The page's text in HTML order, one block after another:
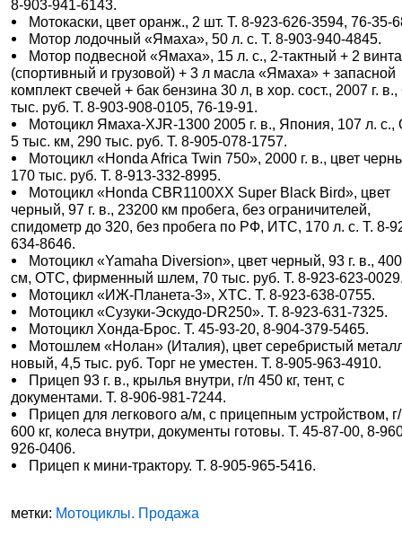
8-903-941-6143.
Мотокаски, цвет оранж., 2 шт. Т. 8-923-626-3594, 76-35-
Мотор лодочный «Ямаха», 50 л. с. Т. 8-903-940-4845.
Мотор подвесной «Ямаха», 15 л. с., 2-тактный + 2 винта
(спортивный и грузовой) + 3 л масла «Ямаха» + запасной
комплект свечей + бак бензина 30 л, в хор. сост., 2007 г. в.,
тыс. руб. Т. 8-903-908-0105, 76-19-91.
Мотоцикл Ямаха-XJR-1300 2005 г. в., Япония, 107 л.
5 тыс. км, 290 тыс. руб. Т. 8-905-078-1757.
Мотоцикл «Honda Africa Twin 750», 2000 г. в., цвет
170 тыс. руб. Т. 8-913-332-8995.
Мотоцикл «Honda CBR1100XX Super Black Bird», цвет
черный, 97 г. в., 23200 км пробега, без ограничителей,
спидометр до 320, без пробега по РФ, ИТС, 170 л. с. Т. 8-
634-8646.
Мотоцикл «Yamaha Diversion», цвет черный, 93 г. в.,
см, ОТС, фирменный шлем, 70 тыс. руб. Т. 8-923-623-
Мотоцикл «ИЖ-Планета-3», ХТС. Т. 8-923-638-0755.
Мотоцикл «Сузуки-Эскудо-DR250». Т. 8-923-631-7325.
Мотоцикл Хонда-Брос. Т. 45-93-20, 8-904-379-5465.
Мотошлем «Нолан» (Италия), цвет серебристый
новый, 4,5 тыс. руб. Торг не уместен. Т. 8-905-963-4910.
Прицеп 93 г. в., крылья внутри, г/п 450 кг, тент, с
документами. Т. 8-906-981-7244.
Прицеп для легкового а/м, с прицепным устройством,
600 кг, колеса внутри, документы готовы. Т. 45-87-00, 8-
926-0406.
Прицеп к мини-трактору. Т. 8-905-965-5416.
метки: Мотоциклы. Продажа